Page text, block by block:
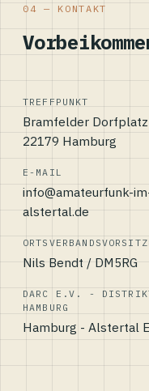
04 — KONTAKT
TREFFPUNKT
Bramfelder Dorfplatz
22179 Hamburg
E-MAIL
info@amateurfunk-
alstertal.de
Nils Bendt / DM5RG
DARC E.V. -
HAMBURG
Hamburg - Alstertal